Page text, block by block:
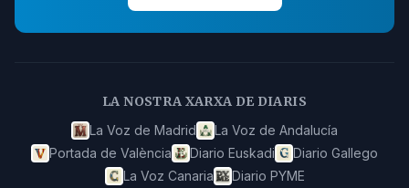
LA NOSTRA XARXA DE DIARIS
La Voz de Madrid
La Voz de Andalucía
Portada de València
Diario Euskadi
Diario Gallego
La Voz Canaria
Diario PYME